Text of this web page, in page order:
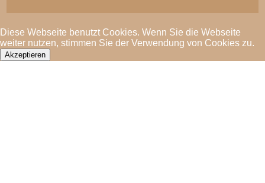
Diese Webseite benutzt Cookies. Wenn Sie die Webseite
weiter nutzen, stimmen Sie der Verwendung von Cookies zu.
Akzeptieren